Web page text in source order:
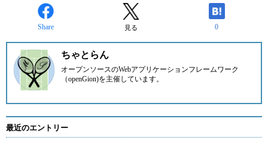
Share 見る 0
ちゃとらん
オープンソースのWebアプリケーションフレームワーク
（openGion)を主催しています。
最近のエントリー